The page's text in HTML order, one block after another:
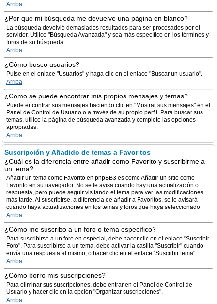
Arriba
¿Por qué mi búsqueda me devuelve una página en blanco?
La búsqueda devolvió demasiados resultados para ser procesados por el
servidor. Utilice "Búsqueda Avanzada" y sea más específico en los términos y
foros de su búsqueda.
Arriba
¿Cómo busco usuarios?
Pulse en el enlace "Usuarios" y haga clic en el enlace "Buscar un usuario".
Arriba
¿Como se puede encontrar mis propios mensajes y temas?
Puede encontrar sus mensajes haciendo clic en "Mostrar sus mensajes" en el
Panel de Control de Usuario o a través de su propio perfil. Para buscar sus
temas, utilice la página de búsqueda avanzada y complete las opciones
apropiadas.
Arriba
Suscripción y Añadido de temas a Favoritos
¿Cuál es la diferencia entre añadir como Favorito y suscribirme a
un tema?
Añadir un tema como Favorito en phpBB3 es como Añadir un sitio como
Favorito en su navegador. No se le avisa cuando hay una actualización o
respuesta, pero puede seguir visitando el tema para ver las modificaciones
más tarde. Al suscribirse, a diferencia de añadir a Favoritos, se le avisará
cuando haya actualizaciones en los temas y foros que haya seleccionado.
Arriba
¿Cómo me suscribo a un foro o tema específico?
Para suscribirse a un foro en especial, debe hacer clic en el enlace "Suscribir
Foro". Para suscribirse a un tema, debe activar la casilla "Suscribir" cuando
envía una respuesta al mismo, o hacer clic en el enlace "Suscribir tema".
Arriba
¿Cómo borro mis suscripciones?
Para eliminar sus suscripciones, debe entrar en el Panel de Control de
Usuario y hacer clic en la opción "Organizar suscripciones".
Arriba